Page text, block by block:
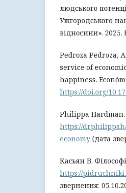
людського
Ужгородського
відносини». 2025.
Pedroza Pedroza,
service of
happiness.
https://doi.org/
Philippa Hardman.
https://
economy (дата
Касьян В.
https://
звернення: